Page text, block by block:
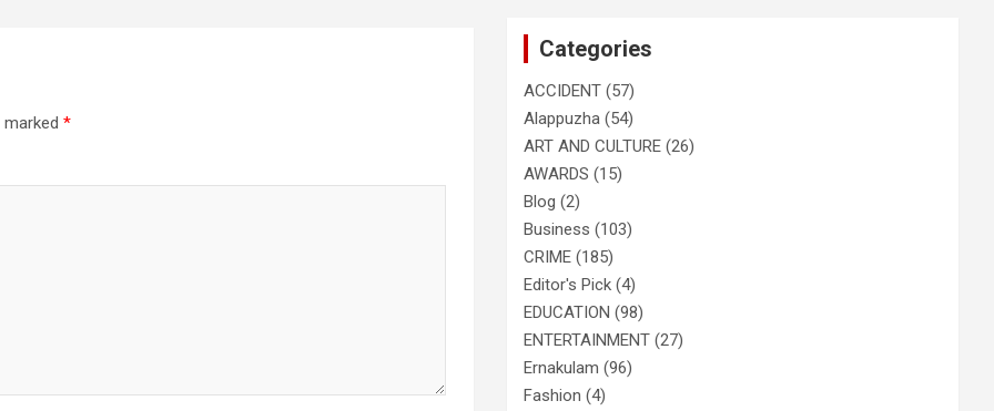
marked *
Categories
ACCIDENT (57)
Alappuzha (54)
ART AND CULTURE (26)
AWARDS (15)
Blog (2)
Business (103)
CRIME (185)
Editor's Pick (4)
EDUCATION (98)
ENTERTAINMENT (27)
Ernakulam (96)
Fashion (4)